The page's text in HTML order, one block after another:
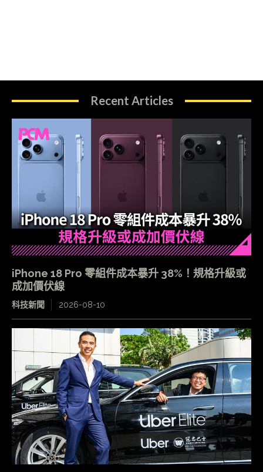
Recent Articles
iPhone 18 Pro 零組件成本暴升 38%！規格升級或
成加價伏線
科技新聞 2026-08-10